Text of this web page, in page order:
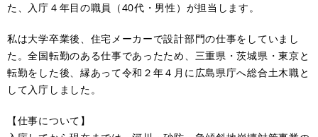
た、入庁４年目の職員（40代・男性）が担当します。
私は大学卒業後、住宅メーカーで設計部門の仕事をしていまし
た。全国転勤のある仕事であったため、三重県・茨城県・東京と
転勤をした後、縁あって令和２年４月に広島県庁へ総合土木職と
して入庁しました。
【仕事について】